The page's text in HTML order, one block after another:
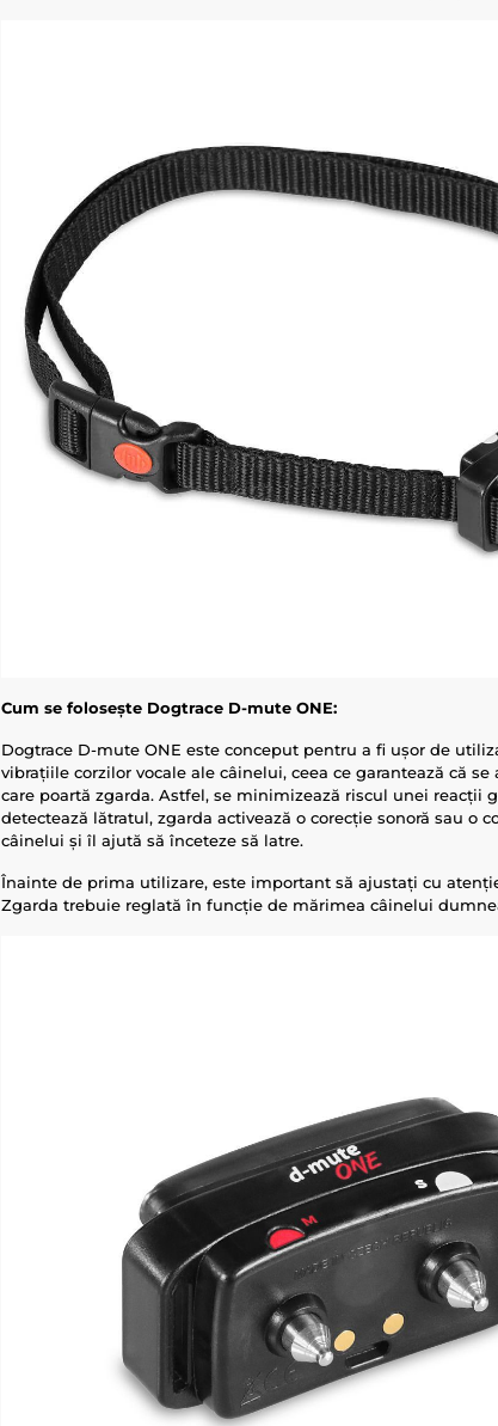
Cum se folosește Dogtrace D-mute ONE:
Dogtrace D-mute ONE este conceput pentru a fi ușor de
vibrațiile corzilor vocale ale câinelui, ceea ce garantează că
care poartă zgarda. Astfel, se minimizează riscul unei reacții
detectează lătratul, zgarda activează o corecție sonoră sau o
câinelui și îl ajută să înceteze să latre.
Înainte de prima utilizare, este important să ajustați cu
Zgarda trebuie reglată în funcție de mărimea câinelui